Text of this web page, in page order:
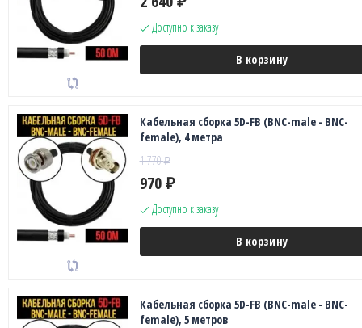
Доступно к заказу
В корзину
Кабельная сборка 5D-FB (BNC-male - BNC-
female), 4 метра
1 770₽
970 ₽
Доступно к заказу
В корзину
Кабельная сборка 5D-FB (BNC-male - BNC-
female), 5 метров